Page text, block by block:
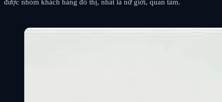
được nhóm khách hàng đô thị, nhất là nữ giới, quan tâm.